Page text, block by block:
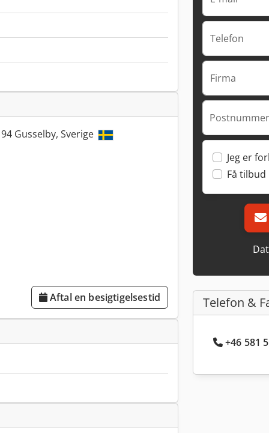
Gusselby, Sverige
Aftal en besigtigelsestid
Telefon
Firma
Jeg er
Få
Telefon &
+46 581